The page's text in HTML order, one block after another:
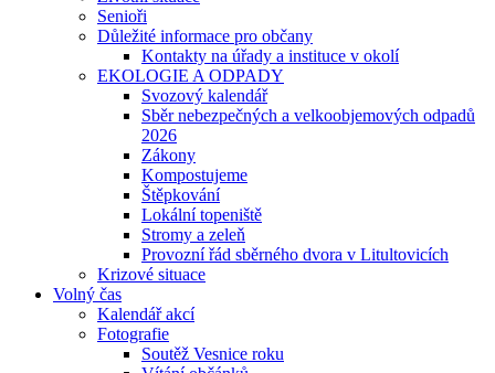
Senioři
Důležité informace pro občany
Kontakty na úřady a instituce v okolí
EKOLOGIE A ODPADY
Svozový kalendář
Sběr nebezpečných a velkoobjemových odpadů
2026
Zákony
Kompostujeme
Štěpkování
Lokální topeniště
Stromy a zeleň
Provozní řád sběrného dvora v Litultovicích
Krizové situace
Volný čas
Kalendář akcí
Fotografie
Soutěž Vesnice roku